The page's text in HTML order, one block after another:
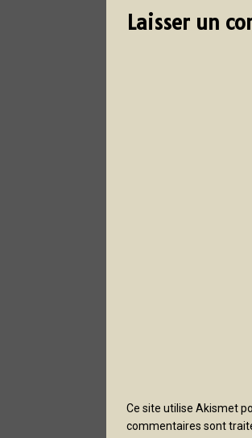
Laisser un
Ce site utilise Akismet
commentaires sont